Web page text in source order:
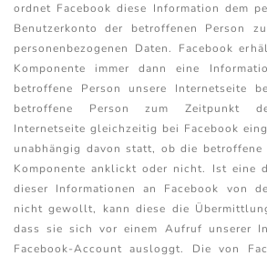
ordnet Facebook diese Information dem
Benutzerkonto der betroffenen Person
personenbezogenen Daten. Facebook
Komponente immer dann eine
betroffene Person unsere Internetseite
betroffene Person zum Zeitpunkt
Internetseite gleichzeitig bei Facebook
unabhängig davon statt, ob die betroffene
Komponente anklickt oder nicht. Ist eine
dieser Informationen an Facebook von
nicht gewollt, kann diese die
dass sie sich vor einem Aufruf unserer
Facebook-Account ausloggt. Die von